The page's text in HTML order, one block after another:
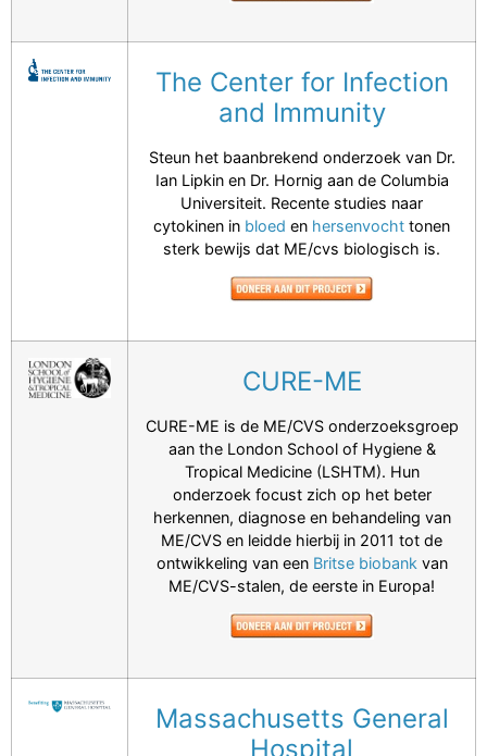
The Center for Infection
and Immunity
Steun het baanbrekend onderzoek van Dr.
Ian Lipkin en Dr. Hornig aan de Columbia
Universiteit. Recente studies naar
cytokinen in bloed en hersenvocht tonen
sterk bewijs dat ME/cvs biologisch is.
CURE-ME
CURE-ME is de ME/CVS onderzoeksgroep
aan the London School of Hygiene &
Tropical Medicine (LSHTM). Hun
onderzoek focust zich op het beter
herkennen, diagnose en behandeling van
ME/CVS en leidde hierbij in 2011 tot de
ontwikkeling van een Britse biobank van
ME/CVS-stalen, de eerste in Europa!
Massachusetts General
Hospital